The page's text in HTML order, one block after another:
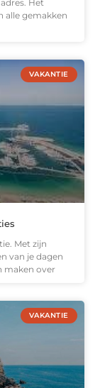
Het
alle gemakken
VAKANTIE
Met zijn
van je dagen
maken over
VAKANTIE